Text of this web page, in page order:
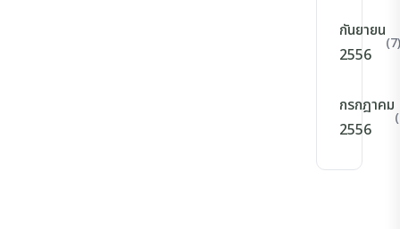
กันยายน
2556
(7)
กรกฎาคม
2556